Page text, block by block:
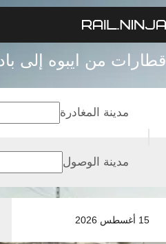
قطارات من ايبوه إلى
15 أغسطس 2026
مدينة المغادرة
مدينة الوصول